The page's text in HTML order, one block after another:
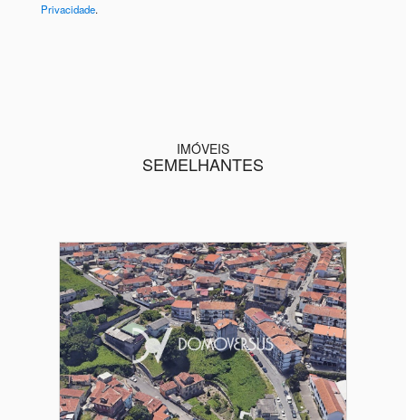
Privacidade.
IMÓVEIS
SEMELHANTES